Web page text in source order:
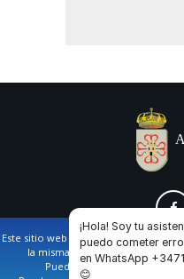
AVISO LEGAL Y POLÍTICA DE
Este sitio web utiliza cookies
la misma y obtener datos
Puede obtener más
¡Hola! Soy tu
puedo cometer
en WhatsApp
😊